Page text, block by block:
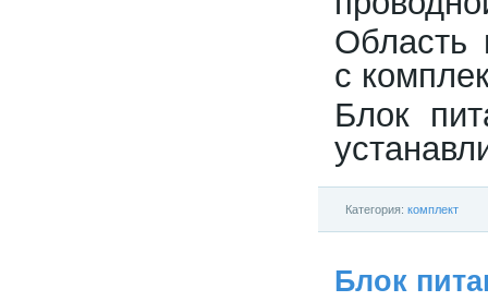
Область
с
Блок
Категория: комплект
Блок